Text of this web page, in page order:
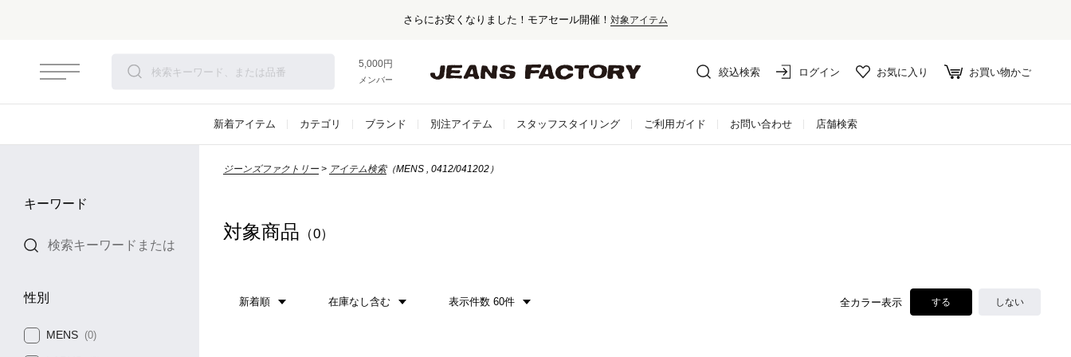
さらにお安くなりました！モアセール開催！ 対象アイテム
5,000円以上お買い上げで送料無料！
メンバー登録でお得な情報をゲット。さらに詳しく
絞込検索 ログイン お気に入り お買い物かご
新着アイテム カテゴリ ブランド 別注アイテム スタッフスタイリング ご利用ガイド お問い合わせ 店舗検索
キーワード
性別
MENS (0)
ジーンズファクトリー アイテム検索（MENS , 0412/041202）
対象商品 （0）
新着順 在庫なし含む 表示件数 60件 全カラー表示 する しない